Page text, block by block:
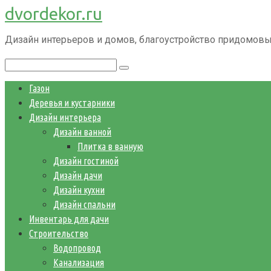
Перейти
к
контенту
dvordekor.ru
Дизайн интерьеров и домов, благоустройство
Газон
Деревья и кустарники
Дизайн интерьера
Дизайн ванной
Плитка в ванную
Дизайн гостиной
Дизайн дачи
Дизайн кухни
Дизайн спальни
Инвентарь для дачи
Строительство
Водопровод
Канализация